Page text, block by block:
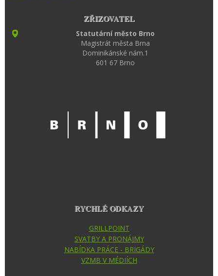
ZŘIZOVATEL
Statutární město Brno
Magistrát města Brna
Dominikánské nám.1
601 67 Brno
RYCHLÉ ODKAZY
GRILLPOINT
SVATBY A PRONÁJMY
NABÍDKA PRÁCE - BRIGÁDY
VZMB V MÉDIÍCH